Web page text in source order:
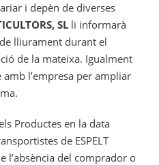
i depèn de diverses
SL li informarà
lliurament durant el
de la mateixa. Igualment
l’empresa per ampliar
Productes en la data
de ESPELT
l’absència del comprador o